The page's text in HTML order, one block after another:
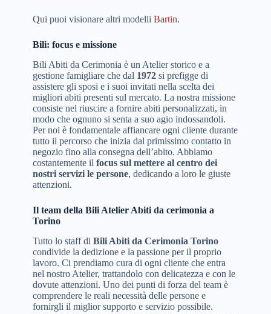
Qui puoi visionare altri modelli Bartin.
Bili: focus e missione
Bili Abiti da Cerimonia è un Atelier storico e a
gestione famigliare che dal 1972si prefigge di
assistere gli sposi e i suoi invitati nella scelta dei
migliori abiti presenti sul mercato. La nostra missione
consiste nel riuscire a fornire abiti personalizzati, in
modo che ognuno si senta a suo agio indossandoli.
Per noi è fondamentale affiancare ogni cliente durante
tutto il percorso che inizia dal primissimo contatto in
negozio fino alla consegna dell’abito. Abbiamo
costantemente il focus sul mettere al centro dei
nostri servizi le persone, dedicando a loro le giuste
attenzioni.
Il team della Bili Atelier Abiti da cerimonia a
Torino
Tutto lo staff di Bili Abiti da Cerimonia Torino
condivide la dedizione e la passione per il proprio
lavoro. Ci prendiamo cura di ogni cliente che entra
nel nostro Atelier, trattandolo con delicatezza e con le
dovute attenzioni. Uno dei punti di forza del team è
comprendere le reali necessità delle persone e
fornirgli il miglior supporto e servizio possibile.